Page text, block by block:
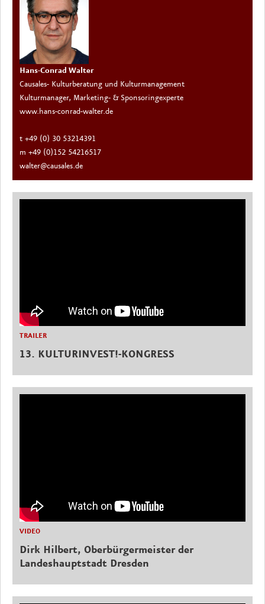
Hans-Conrad Walter
Causales- Kulturberatung und Kulturmanagement
Kulturmanager, Marketing- & Sponsoringexperte
www.hans-conrad-walter.de
t +49 (0) 30 53214391
m +49 (0)152 54216517
walter@causales.de
TRAILER
13. KULTURINVEST!-KONGRESS
VIDEO
Dirk Hilbert, Oberbürgermeister der
Landeshauptstadt Dresden